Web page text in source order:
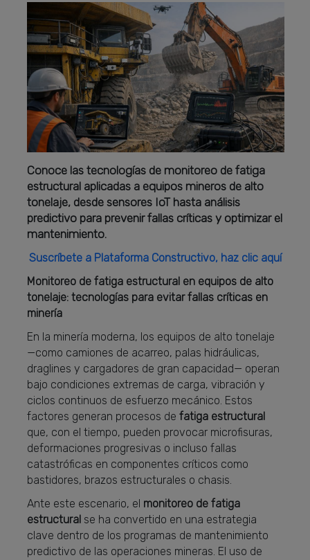
Conoce las tecnologías de monitoreo de fatiga
estructural aplicadas a equipos mineros de alto
tonelaje, desde sensores IoT hasta análisis
predictivo para prevenir fallas críticas y optimizar el
mantenimiento.
Suscríbete a Plataforma Constructivo, haz clic aquí
Monitoreo de fatiga estructural en equipos de alto
tonelaje: tecnologías para evitar fallas críticas en
minería
En la minería moderna, los equipos de alto tonelaje
—como camiones de acarreo, palas hidráulicas,
draglines y cargadores de gran capacidad— operan
bajo condiciones extremas de carga, vibración y
ciclos continuos de esfuerzo mecánico. Estos
factores generan procesos defatiga estructural
que, con el tiempo, pueden provocar microfisuras,
deformaciones progresivas o incluso fallas
catastróficas en componentes críticos como
bastidores, brazos estructurales o chasis.
Ante este escenario, el monitoreo de fatiga
estructural se ha convertido en una estrategia
clave dentro de los programas de mantenimiento
predictivo de las operaciones mineras. El uso de